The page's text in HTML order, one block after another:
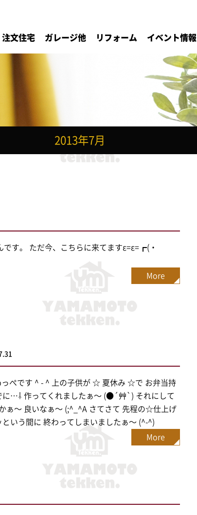
注文住宅 ガレージ他 リフォーム イベント情報
2013年7月
です。 ただ今、こちらに来てますε=ε=┏(・
More
っぺです ^ - ^ 上の子供が ☆ 夏休み ☆で お弁当持
に…⇩ 作ってくれましたぁ〜 (●´艸`) それにして
ぁ〜 良いなぁ〜 (;^_^A さてさて 先程の☆仕上げ
いう間に 終わってしまいましたぁ〜 (^-^)
More